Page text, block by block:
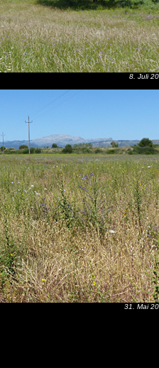
8. Juli
31. Mai